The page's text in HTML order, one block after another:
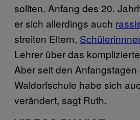
sollten. Anfang des 20.
er sich allerdings auch
streiten Eltern,
Lehrer über das
Aber seit den Anfangstagen
Waldorfschule habe sich
verändert, sagt Ruth.